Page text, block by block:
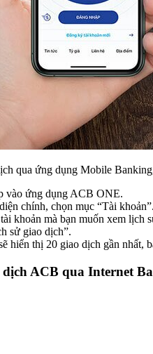
qua ứng dụng Mobile
vào ứng dụng ACB ONE.
chính, chọn mục “Tài khoản”.
khoản mà bạn muốn xem lịch
sử giao dịch”.
hiển thị 20 giao dịch gần nhất,
ACB qua Internet